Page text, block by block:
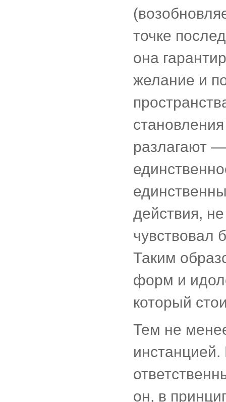
точке
она
желание и
разлагают
действия,
чувствовал
Таким
форм и
который
Тем не
он, в